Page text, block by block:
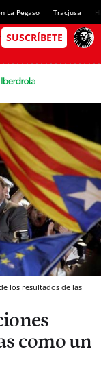
La Pegaso Tracjusa
los resultados de las
como un